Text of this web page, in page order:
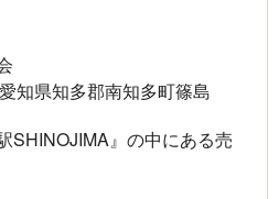
知県知多郡南知多町篠島
SHINOJIMA』の中にある売